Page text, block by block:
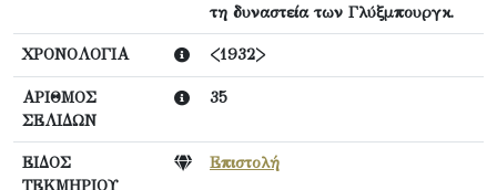
τη δυναστεία των Γλύξμπουργκ.
ΧΡΟΝΟΛΟΓΙΑ <1932>
ΑΡΙΘΜΟΣ
ΣΕΛΙΔΩΝ
35
ΕΙΔΟΣ
ΤΕΚΜΗΡΙΟΥ
Επιστολή